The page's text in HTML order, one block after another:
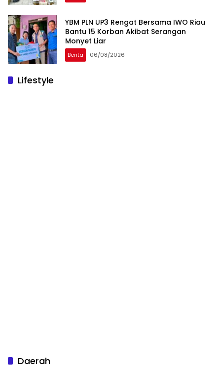
YBM PLN UP3 Rengat Bersama IWO Riau
Bantu 15 Korban Akibat Serangan
Monyet Liar
Berita 06/08/2026
Lifestyle
Daerah